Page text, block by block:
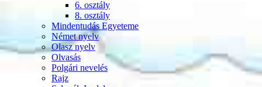
6. osztály
8. osztály
Mindentudás Egyeteme
Német nyelv
Olasz nyelv
Olvasás
Polgári nevelés
Rajz